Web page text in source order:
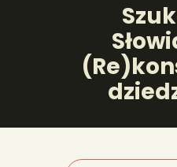
AKTUALNOŚCI
WYDARZENIA